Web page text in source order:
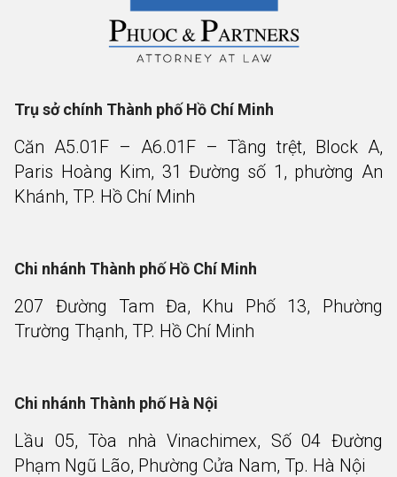
Trụ sở chính Thành phố Hồ Chí Minh
Căn A5.01F – A6.01F – Tầng trệt, Block A,
Paris Hoàng Kim, 31 Đường số 1, phường An
Khánh, TP. Hồ Chí Minh
Chi nhánh Thành phố Hồ Chí Minh
207 Đường Tam Đa, Khu Phố 13, Phường
Trường Thạnh, TP. Hồ Chí Minh
Chi nhánh Thành phố Hà Nội
Lầu 05, Tòa nhà Vinachimex, Số 04 Đường
Phạm Ngũ Lão, Phường Cửa Nam, Tp. Hà Nội